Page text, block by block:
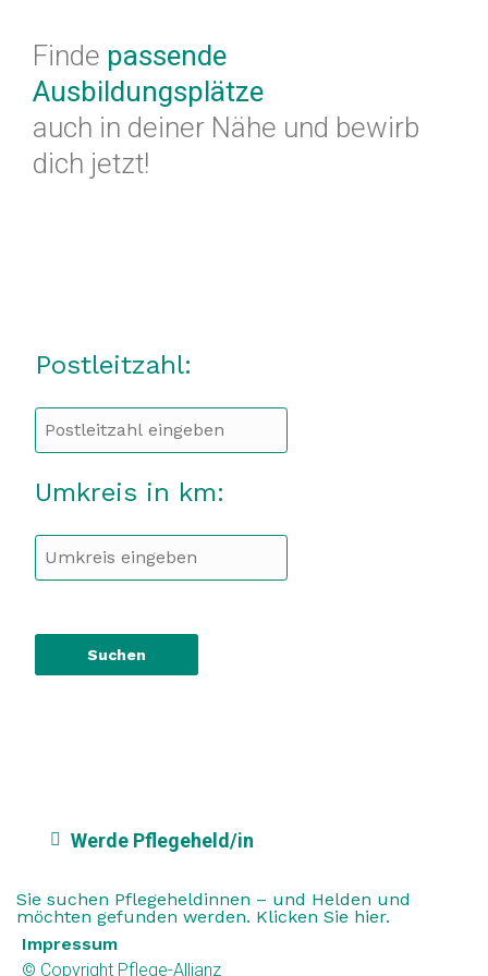
Finde passende
Ausbildungsplätze
auch in deiner Nähe und bewirb
dich jetzt!
Postleitzahl:
Umkreis in km:
Werde Pflegeheld/in
Sie suchen Pflegeheldinnen – und Helden und
möchten gefunden werden. Klicken Sie hier.
Impressum
© Copyright Pflege-Allianz
Sie suchen Pflegeheldinnen –
und Helden?
Dann schicken Sie uns bitte in folgender Form
• Ort :
• Firma:
• Telefon:
Impressum
Lorem Ipsum